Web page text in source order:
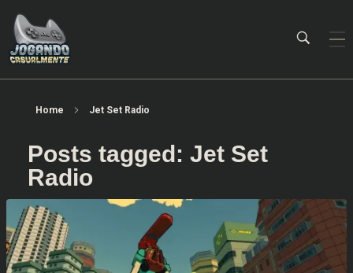
Home Jet Set Radio
Posts tagged: Jet Set
Radio